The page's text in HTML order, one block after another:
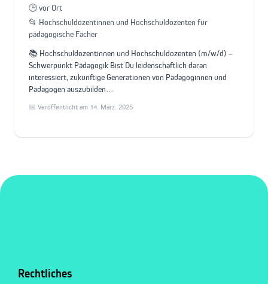
🕒 vor Ort
📂 Hochschuldozentinnen und Hochschuldozenten für
pädagogische Fächer
📚 Hochschuldozentinnen und Hochschuldozenten (m/w/d) –
Schwerpunkt Pädagogik Bist Du leidenschaftlich daran
interessiert, zukünftige Generationen von Pädagoginnen und
Pädagogen auszubilden…
📅 Veröffentlicht am 14. März. 2025
Rechtliches